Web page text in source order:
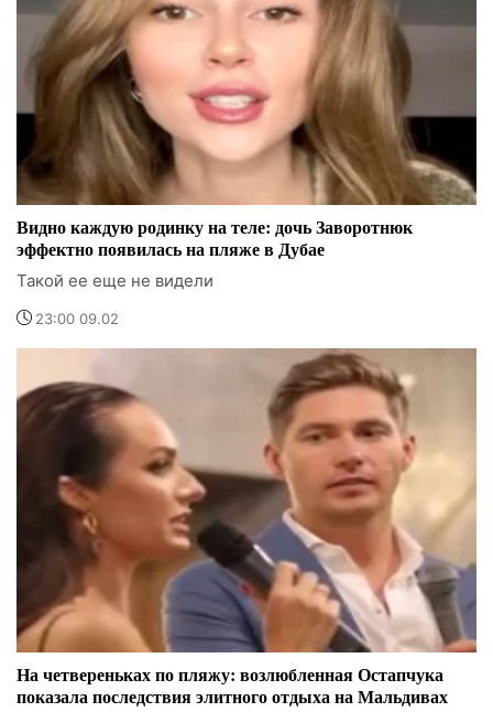
Видно каждую родинку на теле: дочь Заворотнюк
эффектно появилась на пляже в Дубае
Такой ее еще не видели
23:00 09.02
На четвереньках по пляжу: возлюбленная Остапчука
показала последствия элитного отдыха на Мальдивах